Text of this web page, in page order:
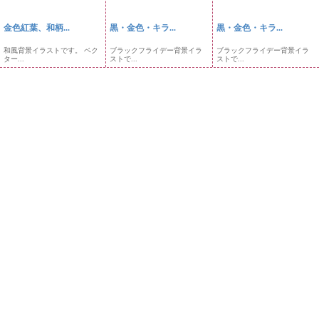
金色紅葉、和柄...
和風背景イラストです。 ベク
ター...
黒・金色・キラ...
ブラックフライデー背景イラ
ストで...
黒・金色・キラ...
ブラックフライデー背景イラ
ストで...